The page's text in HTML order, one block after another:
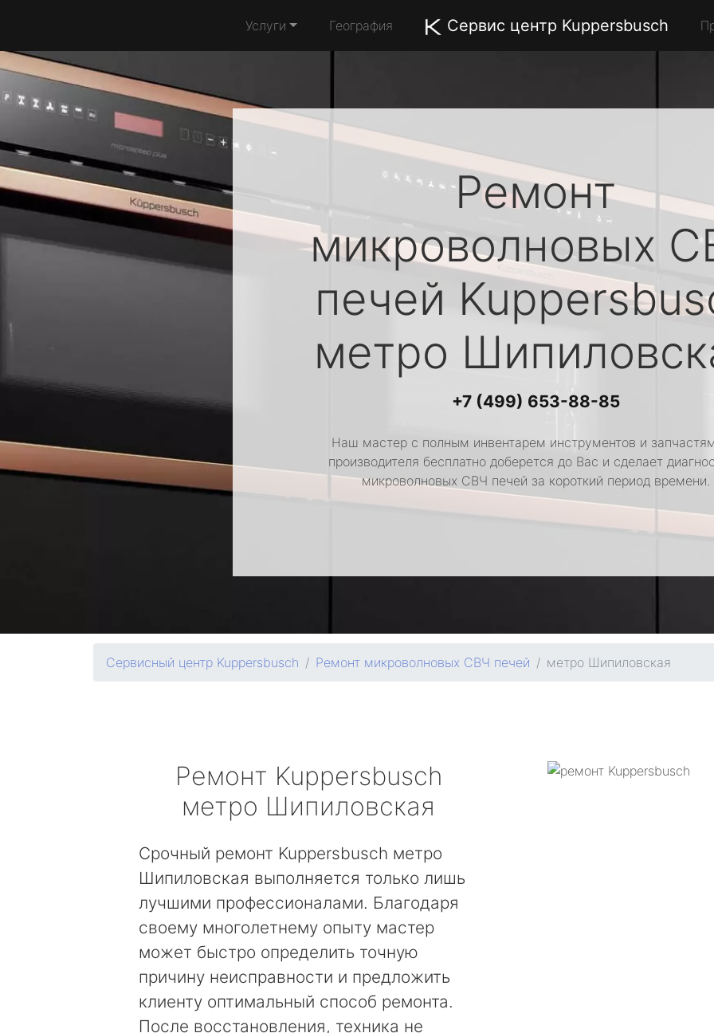
Услуги География Сервис центр Kuppersbusch
Ремонт
микроволновых
печей
метро
+7 (499) 653-88-85
Наш мастер с полным инвентарем инструментов и
производителя бесплатно доберется до Вас и сделает
микроволновых СВЧ печей за короткий период времени.
Сервисный центр Kuppersbusch Ремонт микроволновых СВЧ печей метро Шипиловская
Ремонт Kuppersbusch
метро Шипиловская
Срочный ремонт Kuppersbusch метро
Шипиловская выполняется только лишь
лучшими профессионалами. Благодаря
своему многолетнему опыту мастер
может быстро определить точную
причину неисправности и предложить
клиенту оптимальный способ ремонта.
После восстановления, техника не